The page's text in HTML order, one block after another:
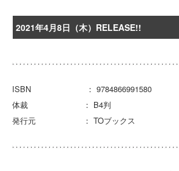
2021年4月8日（木）RELEASE!!
ISBN ： 9784866991580
体裁 ： B4判
発行元 ： TOブックス